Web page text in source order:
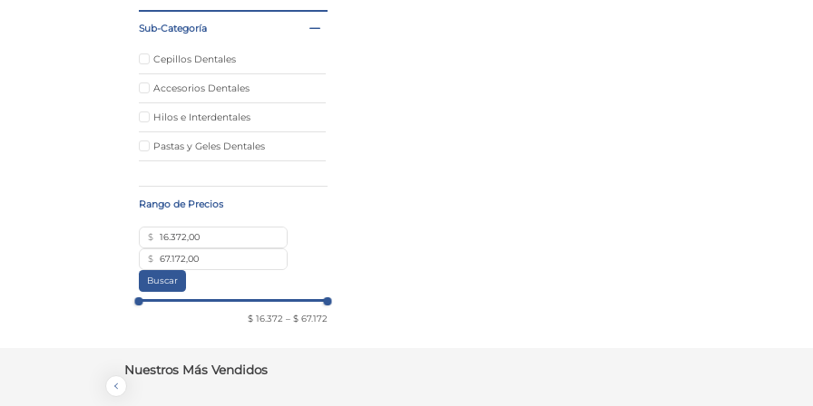
Sub-Categoría
Cepillos Dentales
Accesorios Dentales
Hilos e Interdentales
Pastas y Geles Dentales
$
$
Buscar
$ 16.372 – $ 67.172
Nuestros Más Vendidos